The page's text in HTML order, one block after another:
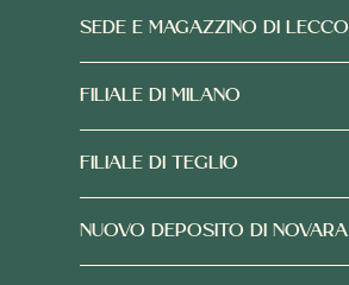
SEDE E MAGAZZINO DI LECCO
FILIALE DI MILANO
FILIALE DI TEGLIO
NUOVO DEPOSITO DI NOVARA